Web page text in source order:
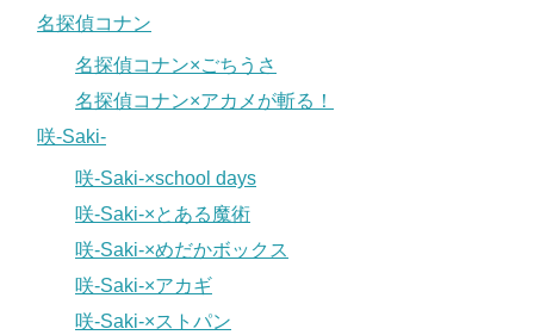
名探偵コナン
名探偵コナン×ごちうさ
名探偵コナン×アカメが斬る！
咲-Saki-
咲-Saki-×school days
咲-Saki-×とある魔術
咲-Saki-×めだかボックス
咲-Saki-×アカギ
咲-Saki-×ストパン